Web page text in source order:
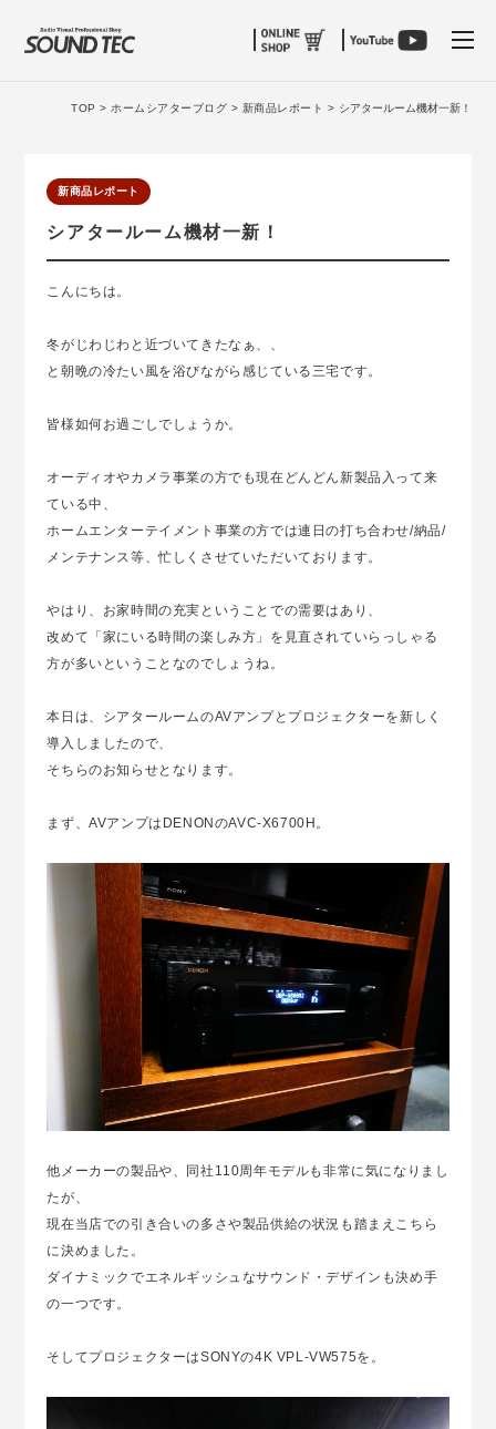
TOP > ホームシアターブログ > 新商品レポート > シアタールーム機材一新！
新商品レポート
シアタールーム機材一新！
こんにちは。
冬がじわじわと近づいてきたなぁ、、
と朝晩の冷たい風を浴びながら感じている三宅です。
皆様如何お過ごしでしょうか。
オーディオやカメラ事業の方でも現在どんどん新製品入って来
ている中、
ホームエンターテイメント事業の方では連日の打ち合わせ/納品/
メンテナンス等、忙しくさせていただいております。
やはり、お家時間の充実ということでの需要はあり、
改めて「家にいる時間の楽しみ方」を見直されていらっしゃる
方が多いということなのでしょうね。
本日は、シアタールームのAVアンプとプロジェクターを新しく
導入しましたので、
そちらのお知らせとなります。
まず、AVアンプはDENONのAVC-X6700H。
他メーカーの製品や、同社110周年モデルも非常に気になりまし
たが、
現在当店での引き合いの多さや製品供給の状況も踏まえこちら
に決めました。
ダイナミックでエネルギッシュなサウンド・デザインも決め手
の一つです。
そしてプロジェクターはSONYの4K VPL-VW575を。